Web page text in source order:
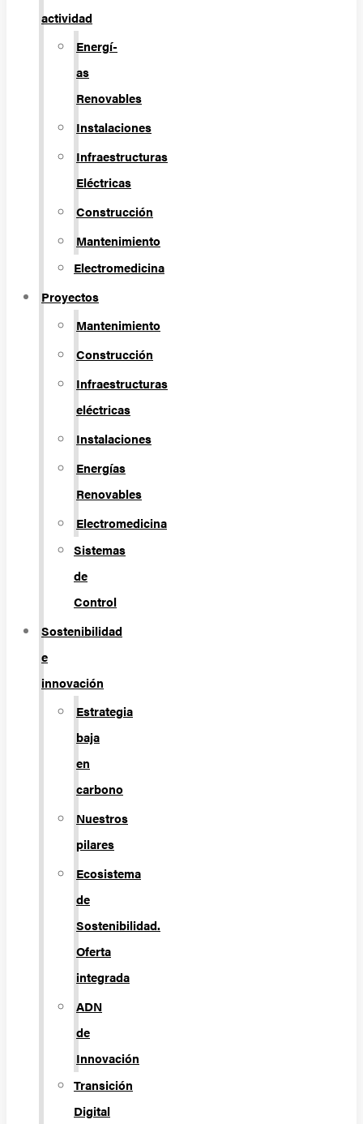
actividad
Energí­
as
Renovables
Instalaciones
Infraestructuras
Eléctricas
Construcción
Mantenimiento
Electromedicina
Proyectos
Mantenimiento
Construcción
Infraestructuras
eléctricas
Instalaciones
Energías
Renovables
Electromedicina
Sistemas
de
Control
Sostenibilidad
e
innovación
Estrategia
baja
en
carbono
Nuestros
pilares
Ecosistema
de
Sostenibilidad.
Oferta
integrada
ADN
de
Innovación
Transición
Digital